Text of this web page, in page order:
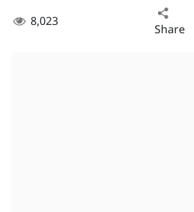
8,023 Share